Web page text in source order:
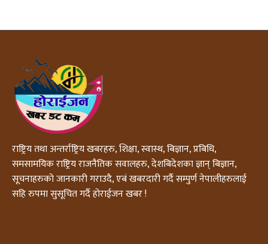
राष्ट्रिय तथा अन्तर्राष्ट्रिय खबरहरु, शिक्षा, स्वास्थ, बिज्ञान, प्रबिधि,
समसामयिक राष्ट्रिय राजनैतिक सवालहरु, देशबिदेशका ज्ञान् बिज्ञान,
सूचनाहरुको जानकारी गराउदै, एबं खबरदारी गर्दै सम्पुर्ण नेपालीहरुलाई
सहि रुपमा सुसूचित गर्दै होराईजन खबर !